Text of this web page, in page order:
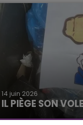
14 juin 2026
IL PIÈGE SON